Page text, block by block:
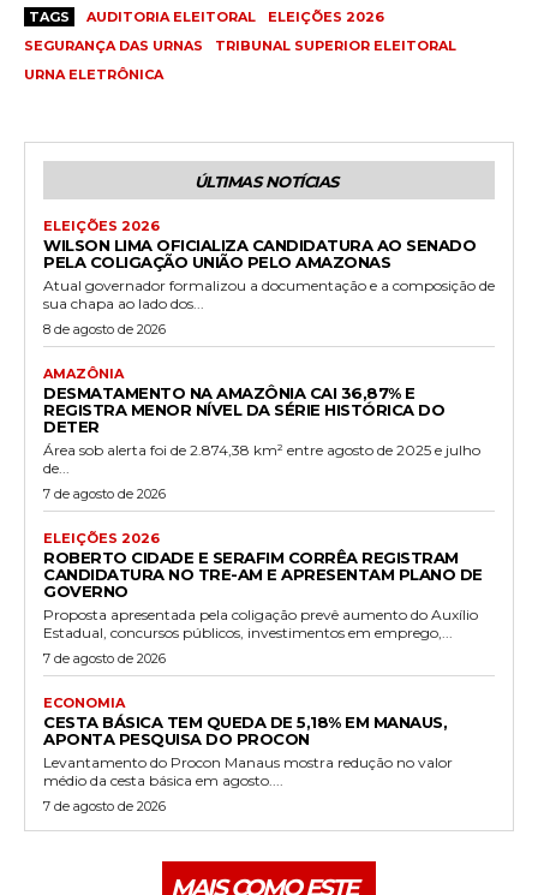
TAGS AUDITORIA ELEITORAL
ELEIÇÕES 2026
SEGURANÇA DAS URNAS
TRIBUNAL SUPERIOR ELEITORAL
URNA ELETRÔNICA
ÚLTIMAS NOTÍCIAS
ELEIÇÕES 2026
WILSON LIMA OFICIALIZA CANDIDATURA AO SENADO
PELA COLIGAÇÃO UNIÃO PELO AMAZONAS
Atual governador formalizou a documentação e a composição de
sua chapa ao lado dos...
8 de agosto de 2026
AMAZÔNIA
DESMATAMENTO NA AMAZÔNIA CAI 36,87% E
REGISTRA MENOR NÍVEL DA SÉRIE HISTÓRICA DO
DETER
Área sob alerta foi de 2.874,38 km² entre agosto de 2025 e julho
de...
7 de agosto de 2026
ELEIÇÕES 2026
ROBERTO CIDADE E SERAFIM CORRÊA REGISTRAM
CANDIDATURA NO TRE-AM E APRESENTAM PLANO DE
GOVERNO
Proposta apresentada pela coligação prevê aumento do Auxílio
Estadual, concursos públicos, investimentos em emprego,...
7 de agosto de 2026
ECONOMIA
CESTA BÁSICA TEM QUEDA DE 5,18% EM MANAUS,
APONTA PESQUISA DO PROCON
Levantamento do Procon Manaus mostra redução no valor
médio da cesta básica em agosto....
7 de agosto de 2026
MAIS COMO ESTE